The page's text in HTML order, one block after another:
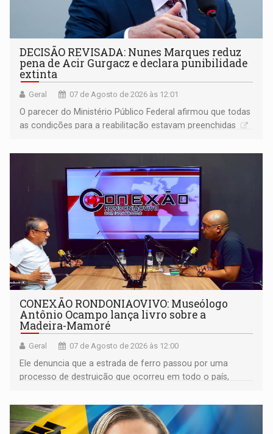
DECISÃO REVISADA: Nunes Marques reduz
pena de Acir Gurgacz e declara punibilidade
extinta
Geral 07 de Agosto de 2026 às 12:01
O parecer do Ministério Público Federal afirmou que todas
as condições para a reabilitação estavam preenchidas
CONEXÃO RONDONIAOVIVO: Museólogo
Antônio Ocampo lança livro sobre a
Madeira-Mamoré
Geral 07 de Agosto de 2026 às 12:00
Ele denuncia que a estrada de ferro passou por uma
processo de destruição que ocorreu em todo o país,